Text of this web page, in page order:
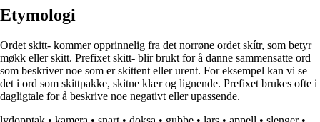
Etymologi
Ordet skitt- kommer opprinnelig fra det norrøne ordet skítr, som betyr
møkk eller skitt. Prefixet skitt- blir brukt for å danne sammensatte ord
som beskriver noe som er skittent eller urent. For eksempel kan vi se
det i ord som skittpakke, skitne klær og lignende. Prefixet brukes ofte i
dagligtale for å beskrive noe negativt eller upassende.